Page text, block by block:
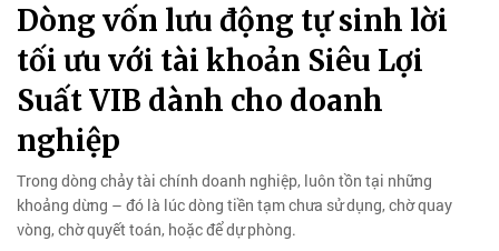
Dòng vốn lưu động tự sinh lời
tối ưu với tài khoản Siêu Lợi
Suất VIB dành cho doanh
nghiệp
Trong dòng chảy tài chính doanh nghiệp, luôn tồn tại những
khoảng dừng – đó là lúc dòng tiền tạm chưa sử dụng, chờ quay
vòng, chờ quyết toán, hoặc để dự phòng.